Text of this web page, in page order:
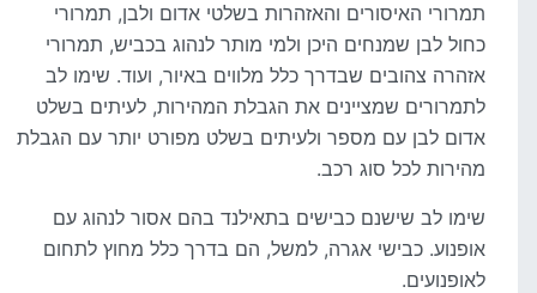
תמרורי האיסורים והאזהרות בשלטי אדום ולבן, תמרורי
כחול לבן שמנחים היכן ולמי מותר לנהוג בכביש, תמרורי
אזהרה צהובים שבדרך כלל מלווים באיור, ועוד. שימו לב
לתמרורים שמציינים את הגבלת המהירות, לעיתים בשלט
אדום לבן עם מספר ולעיתים בשלט מפורט יותר עם הגבלת
מהירות לכל סוג רכב.
שימו לב שישנם כבישים בתאילנד בהם אסור לנהוג עם
אופנוע. כבישי אגרה, למשל, הם בדרך כלל מחוץ לתחום
לאופנועים.